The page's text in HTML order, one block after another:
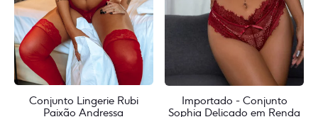
Conjunto Lingerie Rubi
Paixão Andressa
Importado - Conjunto
Sophia Delicado em Renda